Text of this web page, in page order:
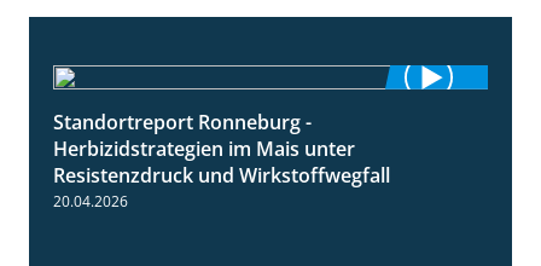
Standortreport Ronneburg -
Herbizidstrategien im Mais unter
Resistenzdruck und Wirkstoffwegfall
20.04.2026